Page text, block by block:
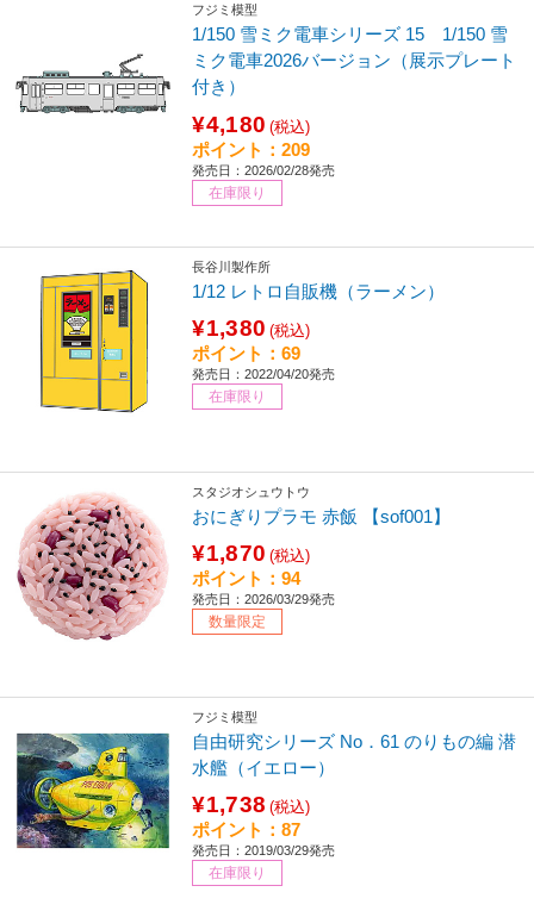
フジミ模型
1/150 雪ミク電車シリーズ 15 1/150 雪
ミク電車2026バージョン（展示プレート
付き）
¥4,180 (税込)
ポイント：209
発売日：2026/02/28発売
在庫限り
長谷川製作所
1/12 レトロ自販機（ラーメン）
¥1,380 (税込)
ポイント：69
発売日：2022/04/20発売
在庫限り
スタジオシュウトウ
おにぎりプラモ 赤飯 【sof001】
¥1,870 (税込)
ポイント：94
発売日：2026/03/29発売
数量限定
フジミ模型
自由研究シリーズ No．61 のりもの編 潜
水艦（イエロー）
¥1,738 (税込)
ポイント：87
発売日：2019/03/29発売
在庫限り